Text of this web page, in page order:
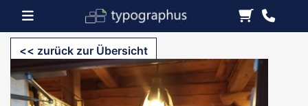
<< zurück zur Übersicht